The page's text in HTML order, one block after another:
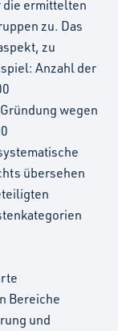
die ermittelten
zu. Das
zu
Anzahl der
wegen
übersehen
Bereiche
und